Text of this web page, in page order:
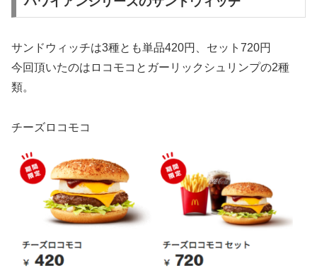
サンドウィッチは3種とも単品420円、セット720円
今回頂いたのはロコモコとガーリックシュリンプの2種
類。
チーズロコモコ